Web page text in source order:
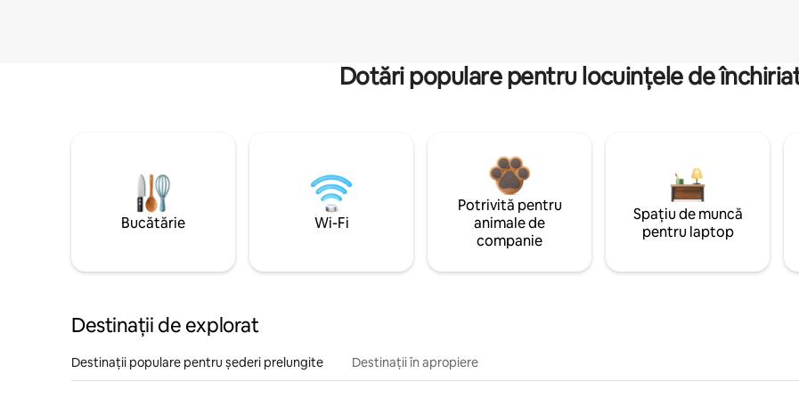
Dotări populare pentru locuințele de
Bucătărie Wi-Fi
Potrivită pentru
animale de
companie
Spațiu de muncă
pentru laptop
Destinații de explorat
Destinații populare pentru șederi prelungite Destinații în apropiere